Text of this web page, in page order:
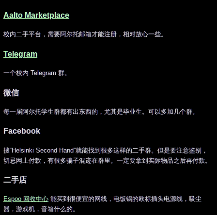
Aalto Marketplace
校内二手平台，需要阿尔托邮箱才能注册，相对放心一些。
Telegram
一个校内 Telegram 群。
微信
每一届阿尔托学生群都有出东西的，尤其是毕业生。可以多加几个群。
Facebook
搜“Helsinki Second Hand”就能找到很多这样的二手群。但是要注意鉴别，
切忌网上付款，有很多骗子混迹在群里。一定要拿到实际物品之后再付款。
二手店
Espoo 回收中心能买到很便宜的网线，电饭锅的欧标插头电源线，吸尘
器，游戏机，音箱什么的。